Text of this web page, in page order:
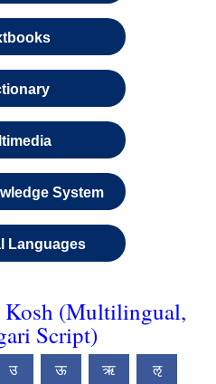
System
Languages
Kosh (Multilingual,
Script)
उ ऊ ऋ ऌ